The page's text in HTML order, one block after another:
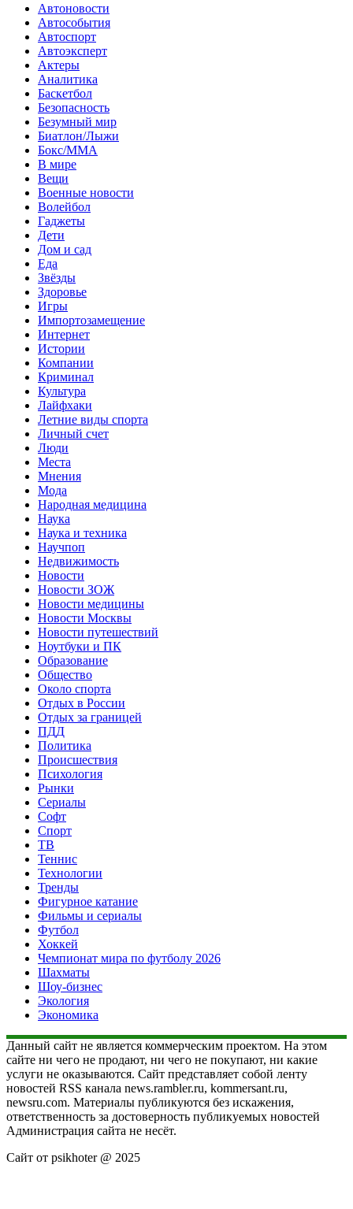
Автоновости
Автособытия
Автоспорт
Автоэксперт
Актеры
Аналитика
Баскетбол
Безопасность
Безумный мир
Биатлон/Лыжи
Бокс/MMA
В мире
Вещи
Военные новости
Волейбол
Гаджеты
Дети
Дом и сад
Еда
Звёзды
Здоровье
Игры
Импортозамещение
Интернет
Истории
Компании
Криминал
Культура
Лайфхаки
Летние виды спорта
Личный счет
Люди
Места
Мнения
Мода
Народная медицина
Наука
Наука и техника
Научпоп
Недвижимость
Новости
Новости ЗОЖ
Новости медицины
Новости Москвы
Новости путешествий
Ноутбуки и ПК
Образование
Общество
Около спорта
Отдых в России
Отдых за границей
ПДД
Политика
Происшествия
Психология
Рынки
Сериалы
Софт
Спорт
ТВ
Теннис
Технологии
Тренды
Фигурное катание
Фильмы и сериалы
Футбол
Хоккей
Чемпионат мира по футболу 2026
Шахматы
Шоу-бизнес
Экология
Экономика
Данный сайт не является коммерческим проектом. На этом
сайте ни чего не продают, ни чего не покупают, ни какие
услуги не оказываются. Сайт представляет собой ленту
новостей RSS канала news.rambler.ru, kommersant.ru,
newsru.com. Материалы публикуются без искажения,
ответственность за достоверность публикуемых новостей
Администрация сайта не несёт.
Сайт от psikhoter @ 2025